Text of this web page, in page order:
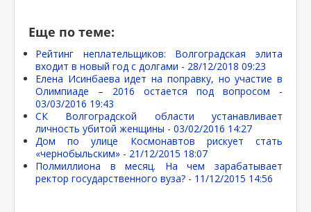
Еще по теме:
Рейтинг неплательщиков: Волгоградская элита
входит в новый год с долгами - 28/12/2018 09:23
Елена Исинбаева идет на поправку, но участие в
Олимпиаде – 2016 остается под вопросом -
03/03/2016 19:43
СК Волгоградской области устанавливает
личность убитой женщины - 03/02/2016 14:27
Дом по улице Космонавтов рискует стать
«чернобыльским» - 21/12/2015 18:07
Полмиллиона в месяц. На чем зарабатывает
ректор государственного вуза? - 11/12/2015 14:56